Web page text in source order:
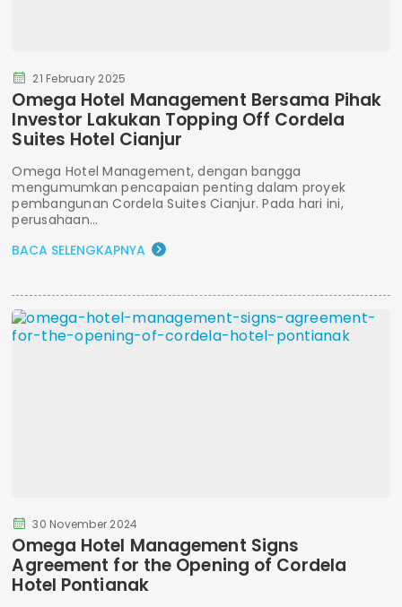
21 February 2025
Omega Hotel Management Bersama Pihak
Investor Lakukan Topping Off Cordela
Suites Hotel Cianjur
Omega Hotel Management, dengan bangga
mengumumkan pencapaian penting dalam proyek
pembangunan Cordela Suites Cianjur. Pada hari ini,
perusahaan...
BACA SELENGKAPNYA
30 November 2024
Omega Hotel Management Signs
Agreement for the Opening of Cordela
Hotel Pontianak